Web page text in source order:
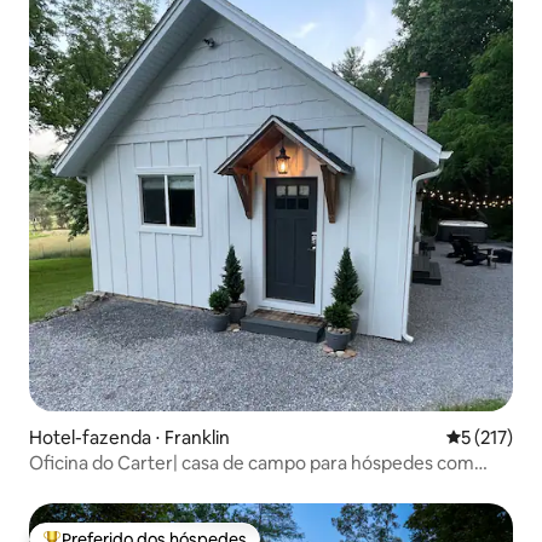
Hotel-fazenda ⋅ Franklin 5 de uma
5 (217)
Oficina do Carter| casa de campo para hóspedes com